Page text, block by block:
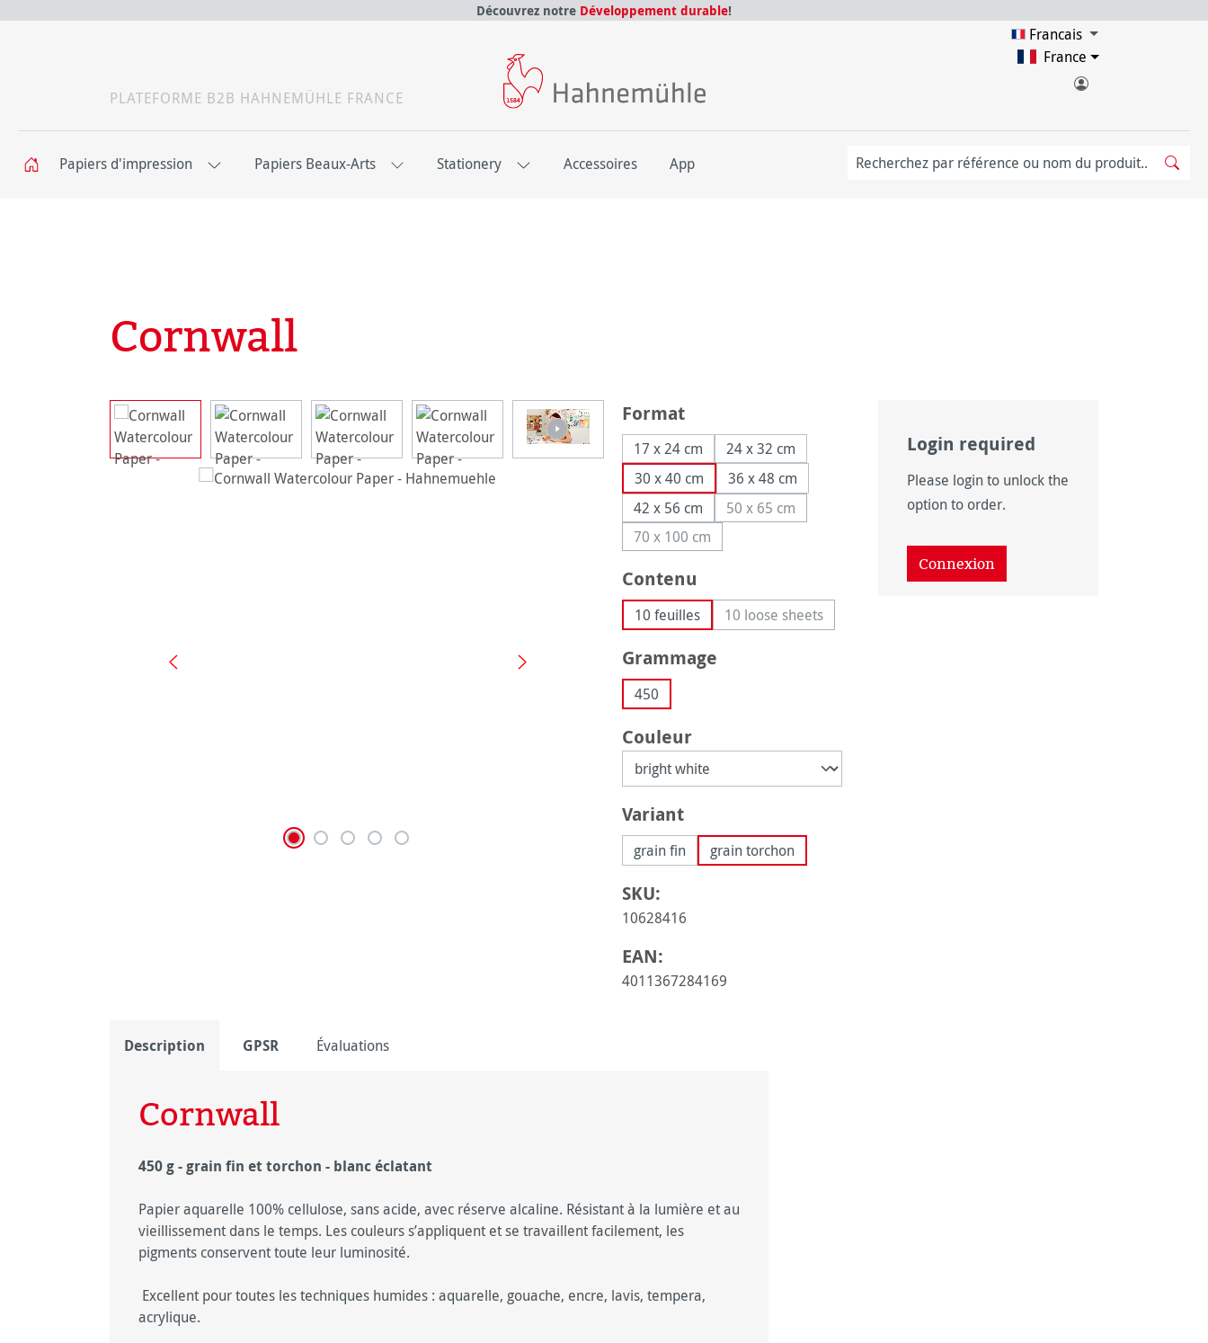
Découvrez notre Développement durable!
PLATEFORME B2B HAHNEMÜHLE FRANCE
Francais
France
Papiers d'impression Papiers Beaux-Arts Stationery Accessoires App
Cornwall
Ignorer la galerie d'images Sélectionnez
Format
17 x 24 cm
24 x 32 cm
30 x 40 cm
36 x 48 cm
42 x 56 cm
50 x 65 cm(Cette option n'est pas disponible pour le moment.)
70 x 100 cm(Cette option n'est pas disponible pour le moment.)
Sélectionnez
Contenu
10 feuilles 10 loose sheets(Cette option n'est pas disponible pour le moment.)
Sélectionnez
Grammage
450
Sélectionnez
Couleur
Sélectionnez
Variant
grain fin grain torchon
SKU:
10628416
EAN:
4011367284169
Login required
Please login to unlock the
option to order.
Connexion
Description GPSR Évaluations
Cornwall
450 g - grain fin et torchon - blanc éclatant
Papier aquarelle 100% cellulose, sans acide, avec réserve alcaline. Résistant à la lumière et au
vieillissement dans le temps. Les couleurs s’appliquent et se travaillent facilement, les
pigments conservent toute leur luminosité.
Excellent pour toutes les techniques humides : aquarelle, gouache, encre, lavis, tempera,
acrylique.